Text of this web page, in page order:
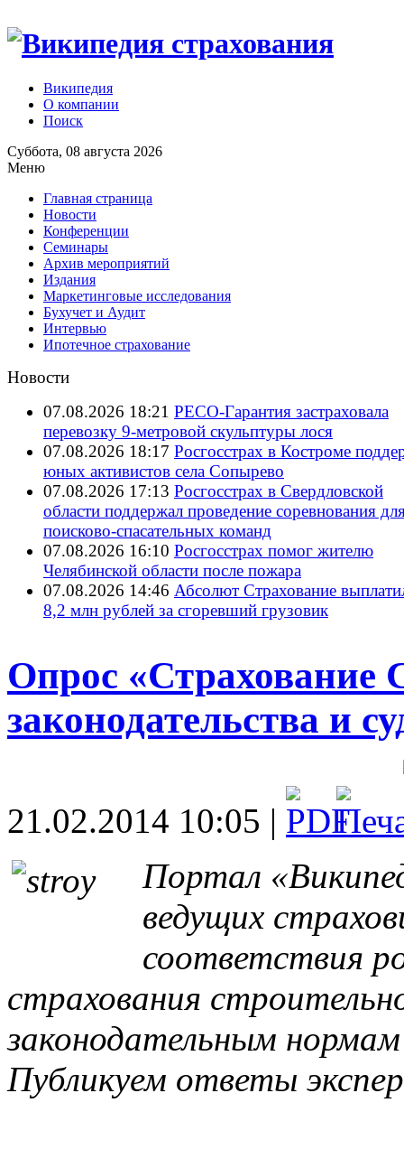
Википедия
О компании
Поиск
Суббота, 08 августа 2026
Меню
Главная страница
Новости
Конференции
Семинары
Архив мероприятий
Издания
Маркетинговые исследования
Бухучет и Аудит
Интервью
Ипотечное страхование
Новости
07.08.2026 18:21 РЕСО-Гарантия застраховала
перевозку 9-метровой скульптуры лося
07.08.2026 18:17 Росгосстрах в Костроме
юных активистов села Сопырево
07.08.2026 17:13 Росгосстрах в Свердловской
области поддержал проведение соревнования
поисково‑спасательных команд
07.08.2026 16:10 Росгосстрах помог жителю
Челябинской области после пожара
07.08.2026 14:46 Абсолют Страхование
8,2 млн рублей за сгоревший грузовик
Опрос «Страхование
законодательства и
21.02.2014 10:05 |
Портал
ведущих
соответствия
страхования
законодательным
Публикуем ответы